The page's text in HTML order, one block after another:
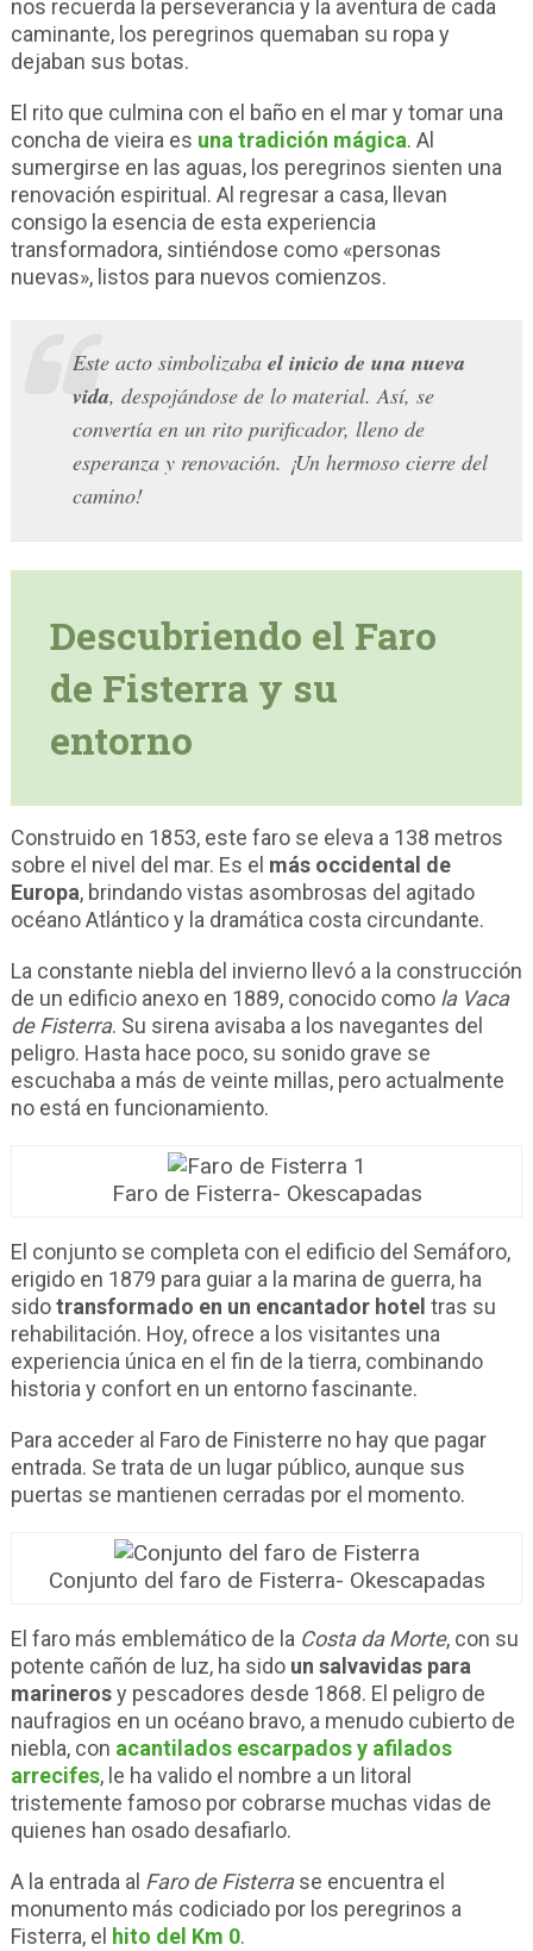
nos recuerda la perseverancia y la aventura de cada
caminante, los peregrinos quemaban su ropa y
dejaban sus botas.
El rito que culmina con el baño en el mar y tomar una
concha de vieira es una tradición mágica. Al
sumergirse en las aguas, los peregrinos sienten una
renovación espiritual. Al regresar a casa, llevan
consigo la esencia de esta experiencia
transformadora, sintiéndose como «personas
nuevas», listos para nuevos comienzos.
Este acto simbolizaba el inicio de una nueva
vida, despojándose de lo material. Así, se
convertía en un rito purificador, lleno de
esperanza y renovación. ¡Un hermoso cierre del
camino!
Descubriendo el Faro
de Fisterra y su
entorno
Construido en 1853, este faro se eleva a 138 metros
sobre el nivel del mar. Es el más occidental de
Europa, brindando vistas asombrosas del agitado
océano Atlántico y la dramática costa circundante.
La constante niebla del invierno llevó a la construcción
de un edificio anexo en 1889, conocido como la Vaca
de Fisterra. Su sirena avisaba a los navegantes del
peligro. Hasta hace poco, su sonido grave se
escuchaba a más de veinte millas, pero actualmente
no está en funcionamiento.
Faro de Fisterra- Okescapadas
El conjunto se completa con el edificio del Semáforo,
erigido en 1879 para guiar a la marina de guerra, ha
sidotransformado en un encantador hotel tras su
rehabilitación. Hoy, ofrece a los visitantes una
experiencia única en el fin de la tierra, combinando
historia y confort en un entorno fascinante.
Para acceder al Faro de Finisterre no hay que pagar
entrada. Se trata de un lugar público, aunque sus
puertas se mantienen cerradas por el momento.
Conjunto del faro de Fisterra- Okescapadas
El faro más emblemático de la Costa da Morte, con su
potente cañón de luz, ha sido un salvavidas para
marinerosy pescadores desde 1868. El peligro de
naufragios en un océano bravo, a menudo cubierto de
niebla, con acantilados escarpados y afilados
arrecifes, le ha valido el nombre a un litoral
tristemente famoso por cobrarse muchas vidas de
quienes han osado desafiarlo.
A la entrada al Faro de Fisterrase encuentra el
monumento más codiciado por los peregrinos a
Fisterra, el hito del Km 0.